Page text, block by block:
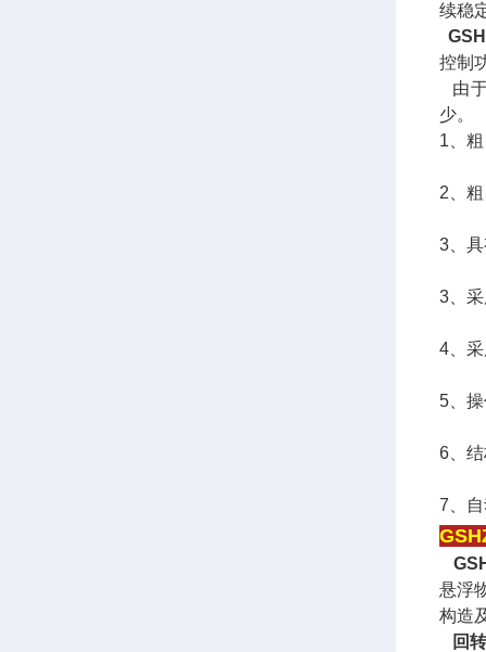
续稳
控制
由
少。
1、
2、
3、
3、
4、
5、
6、
7、
悬浮
构造
回